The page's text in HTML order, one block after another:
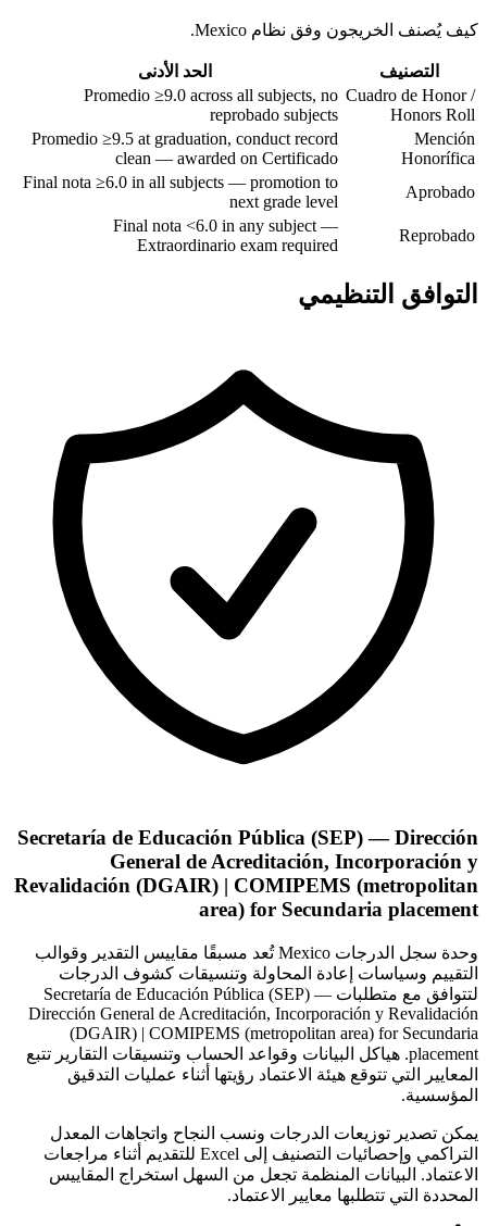
كيف يُصنف الخريجون وفق نظام Mexico.
التصنيف
الحد الأدنى
Cuadro de Honor /
Honors Roll
Promedio ≥9.0 across all subjects, no
reprobado subjects
Mención
Honorífica
Promedio ≥9.5 at graduation, conduct record
clean — awarded on Certificado
Aprobado
Final nota ≥6.0 in all subjects — promotion to
next grade level
Reprobado
Final nota <6.0 in any subject —
Extraordinario exam required
التوافق التنظيمي
Secretaría de Educación Pública (SEP) — Dirección
General de Acreditación, Incorporación y
Revalidación (DGAIR) | COMIPEMS (metropolitan
area) for Secundaria placement
وحدة سجل الدرجات Mexico تُعد مسبقًا مقاييس التقدير وقوالب
التقييم وسياسات إعادة المحاولة وتنسيقات كشوف الدرجات
لتتوافق مع متطلبات Secretaría de Educación Pública (SEP) —
Dirección General de Acreditación, Incorporación y Revalidación
(DGAIR) | COMIPEMS (metropolitan area) for Secundaria
placement. هياكل البيانات وقواعد الحساب وتنسيقات التقارير تتبع
المعايير التي تتوقع هيئة الاعتماد رؤيتها أثناء عمليات التدقيق
المؤسسية.
يمكن تصدير توزيعات الدرجات ونسب النجاح واتجاهات المعدل
التراكمي وإحصائيات التصنيف إلى Excel للتقديم أثناء مراجعات
الاعتماد. البيانات المنظمة تجعل من السهل استخراج المقاييس
المحددة التي تتطلبها معايير الاعتماد.